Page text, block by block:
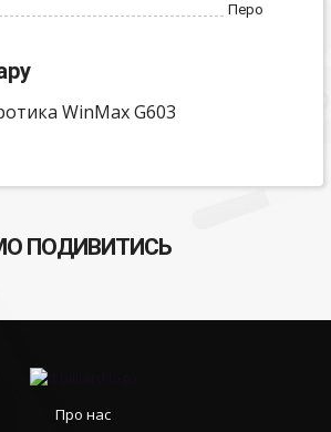
Перо
WinMax G603
ПОДИВИТИСЬ
Про нас